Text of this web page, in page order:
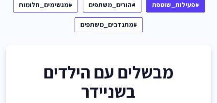
#פעילות_שוטפת #הורים_משתפים #מגשימים_חלומות
#מתנדבים_משתפים
מבשלים עם הילדים
בשניידר